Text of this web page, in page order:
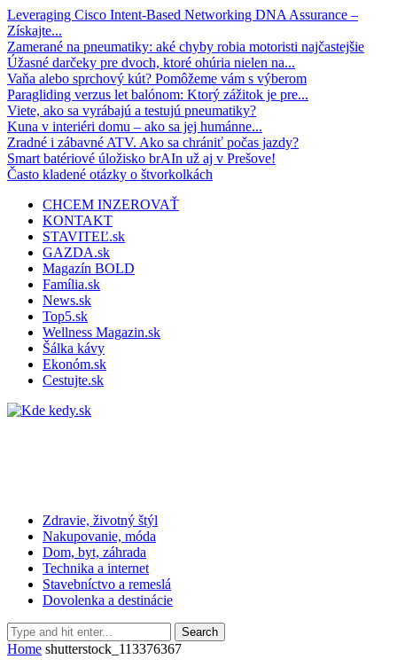
Leveraging Cisco Intent-Based Networking DNA Assurance –
Získajte...
Zamerané na pneumatiky: aké chyby robia motoristi najčastejšie
Úžasné darčeky pre dvoch, ktoré ohúria nielen na...
Vaňa alebo sprchový kút? Pomôžeme vám s výberom
Paragliding verzus let balónom: Ktorý zážitok je pre...
Viete, ako sa vyrábajú a testujú pneumatiky?
Kuna v interiéri domu – ako sa jej humánne...
Zradné i zábavné ATV. Ako sa chrániť počas jazdy?
Smart batériové úložisko brAIn už aj v Prešove!
Často kladené otázky o štvorkolkách
CHCEM INZEROVAŤ
KONTAKT
STAVITEĽ.sk
GAZDA.sk
Magazín BOLD
Família.sk
News.sk
Top5.sk
Wellness Magazin.sk
Šálka kávy
Ekonóm.sk
Cestujte.sk
Zdravie, životný štýl
Nakupovanie, móda
Dom, byt, záhrada
Technika a internet
Stavebníctvo a remeslá
Dovolenka a destinácie
Home shutterstock_113376367